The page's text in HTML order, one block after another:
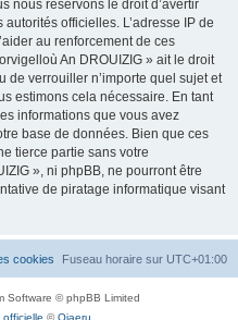
nous réservons le droit d’avertir
officielles. L’adresse IP de
au renforcement de ces
An DROUIZIG » ait le droit
de verrouiller n’importe quel sujet et
estimons cela nécessaire. En tant
informations que vous avez
base de données. Bien que ces
tierce partie sans votre
», ni phpBB, ne pourront être
de piratage informatique visant
Fuseau horaire sur UTC+01:00
cookies
Software © phpBB Limited
©Qiaeru